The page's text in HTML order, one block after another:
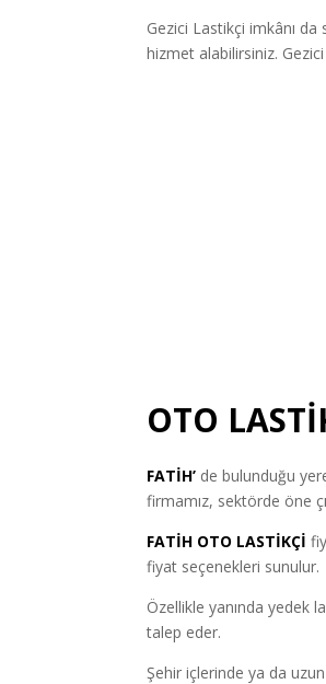
Gezici Lastikçi imkânı da
hizmet alabilirsiniz.
OTO
FATİH’ de bulunduğu
firmamız, sektörde öne
FATİH OTO LASTİKÇİ
fiyat seçenekleri sunulur.
Özellikle yanında yedek
talep eder.
Şehir içlerinde ya da